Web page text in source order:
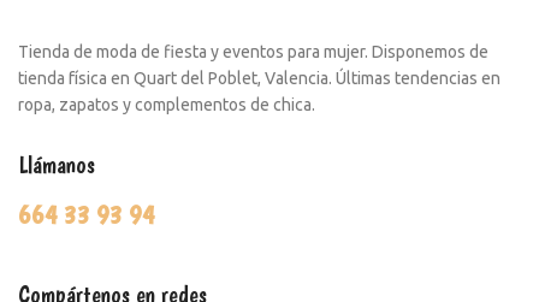
Tienda de moda de fiesta y eventos para mujer. Disponemos de
tienda física en Quart del Poblet, Valencia. Últimas tendencias en
ropa, zapatos y complementos de chica.
Llámanos
664 33 93 94
Compártenos en redes